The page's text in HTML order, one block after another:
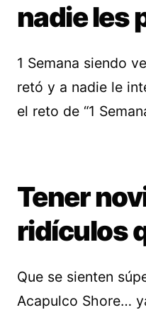
nadie les
1 Semana siendo
retó y a nadie le
el reto de “1
Tener
ridículos
Que se sienten
Acapulco Shore…